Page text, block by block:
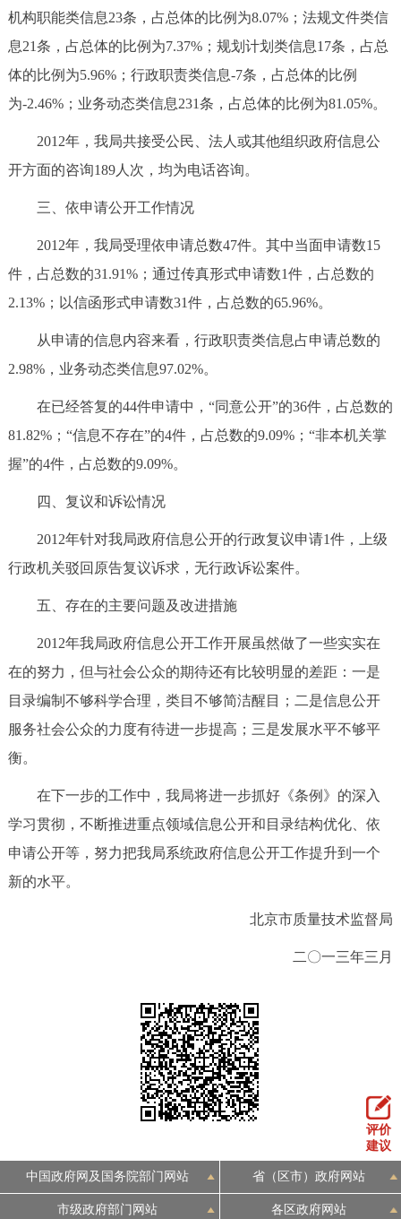
机构职能类信息23条，占总体的比例为8.07%；法规文件类信
息21条，占总体的比例为7.37%；规划计划类信息17条，占总
体的比例为5.96%；行政职责类信息-7条，占总体的比例
为-2.46%；业务动态类信息231条，占总体的比例为81.05%。
2012年，我局共接受公民、法人或其他组织政府信息公
开方面的咨询189人次，均为电话咨询。
三、依申请公开工作情况
2012年，我局受理依申请总数47件。其中当面申请数15
件，占总数的31.91%；通过传真形式申请数1件，占总数的
2.13%；以信函形式申请数31件，占总数的65.96%。
从申请的信息内容来看，行政职责类信息占申请总数的
2.98%，业务动态类信息97.02%。
在已经答复的44件申请中，“同意公开”的36件，占总数的
81.82%；“信息不存在”的4件，占总数的9.09%；“非本机关掌
握”的4件，占总数的9.09%。
四、复议和诉讼情况
2012年针对我局政府信息公开的行政复议申请1件，上级
行政机关驳回原告复议诉求，无行政诉讼案件。
五、存在的主要问题及改进措施
2012年我局政府信息公开工作开展虽然做了一些实实在
在的努力，但与社会公众的期待还有比较明显的差距：一是
目录编制不够科学合理，类目不够简洁醒目；二是信息公开
服务社会公众的力度有待进一步提高；三是发展水平不够平
衡。
在下一步的工作中，我局将进一步抓好《条例》的深入
学习贯彻，不断推进重点领域信息公开和目录结构优化、依
申请公开等，努力把我局系统政府信息公开工作提升到一个
新的水平。
北京市质量技术监督局
二〇一三年三月
评价
建议
中国政府网及国务院部门网站 省（区市）政府网站
市级政府部门网站 各区政府网站